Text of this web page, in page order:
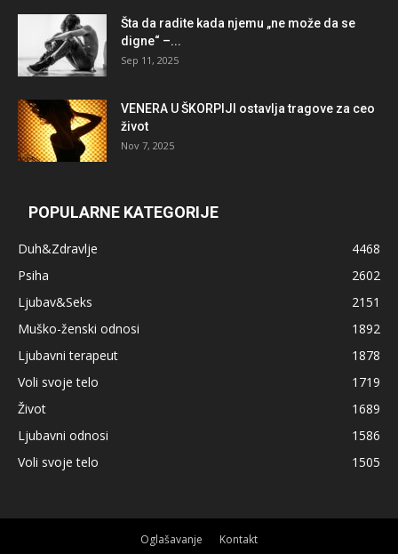
Šta da radite kada njemu „ne može da se
digne“ –...
Sep 11, 2025
VENERA U ŠKORPIJI ostavlja tragove za ceo
život
Nov 7, 2025
POPULARNE KATEGORIJE
Duh&Zdravlje
4468
Psiha
2602
Ljubav&Seks
2151
Muško-ženski odnosi
1892
Ljubavni terapeut
1878
Voli svoje telo
1719
Život
1689
Ljubavni odnosi
1586
Voli svoje telo
1505
Oglašavanje Kontakt